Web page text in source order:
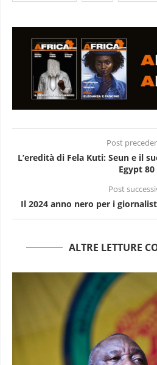
Post
L’eredità di Fela Kuti: Seun e il
Egypt 80
Post
Il 2024 anno nero per i
ALTRE LETTURE